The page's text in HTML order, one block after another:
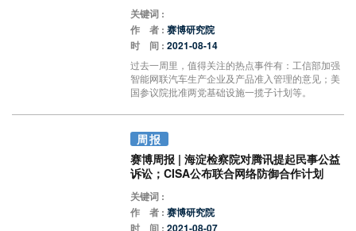
关键词 :
作 者 :赛博研究院
时 间 :2021-08-14
过去一周里，值得关注的热点事件有：工信部加强
智能网联汽车生产企业及产品准入管理的意见；美
国参议院批准两党基础设施一揽子计划等。
周报
赛博周报 | 海淀检察院对腾讯提起民事公益
诉讼；CISA公布联合网络防御合作计划
关键词 :
作 者 :赛博研究院
时 间 :2021-08-07